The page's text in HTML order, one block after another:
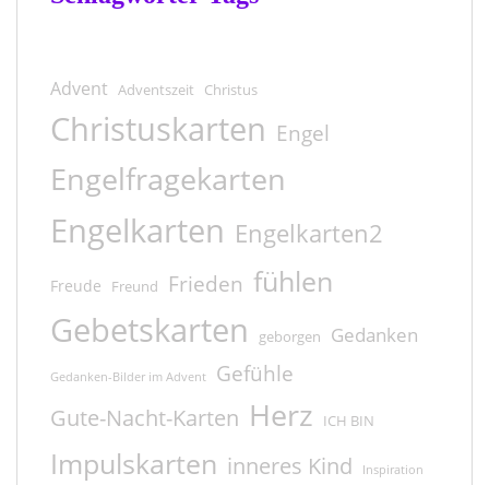
Advent Adventszeit Christus
Christuskarten Engel
Engelfragekarten
Engelkarten Engelkarten2
Freude Freund Frieden fühlen
Gebetskarten geborgen Gedanken
Gedanken-Bilder im Advent Gefühle
Gute-Nacht-Karten Herz ICH BIN
Impulskarten inneres Kind Inspiration